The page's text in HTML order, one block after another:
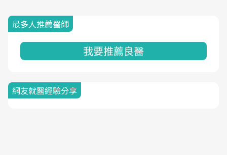
最多人推薦醫師
我要推薦良醫
網友就醫經驗分享